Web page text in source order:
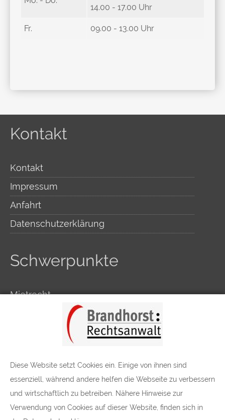
14.00 - 17.00 Uhr
Fr. 09.00 - 13.00 Uhr
Kontakt
Kontakt
Impressum
Anfahrt
Datenschutzerklärung
Schwerpunkte
Mietrecht
Verkehrsrecht
Markus Brandhorst
42655 Solingen
Diese Website setzt Cookies ein. Einige von ihnen sind
essenziell, während andere helfen die Webseite zu verbessern
und wirtschaftlich zu betreiben. Nähere Hinweise zur
Verwendung von Cookies auf dieser Website, finden sich in